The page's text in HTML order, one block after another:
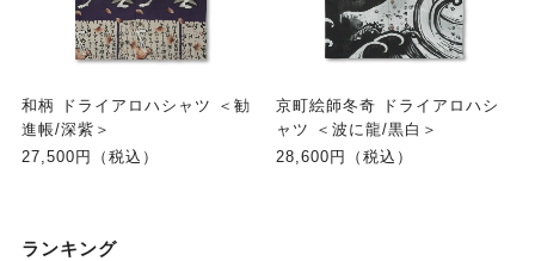
和柄 ドライアロハシャツ ＜勧
進帳/深紫＞
27,500円（税込）
京町絵師冬奇 ドライアロハシ
ャツ ＜波に龍/黒白＞
28,600円（税込）
ランキング